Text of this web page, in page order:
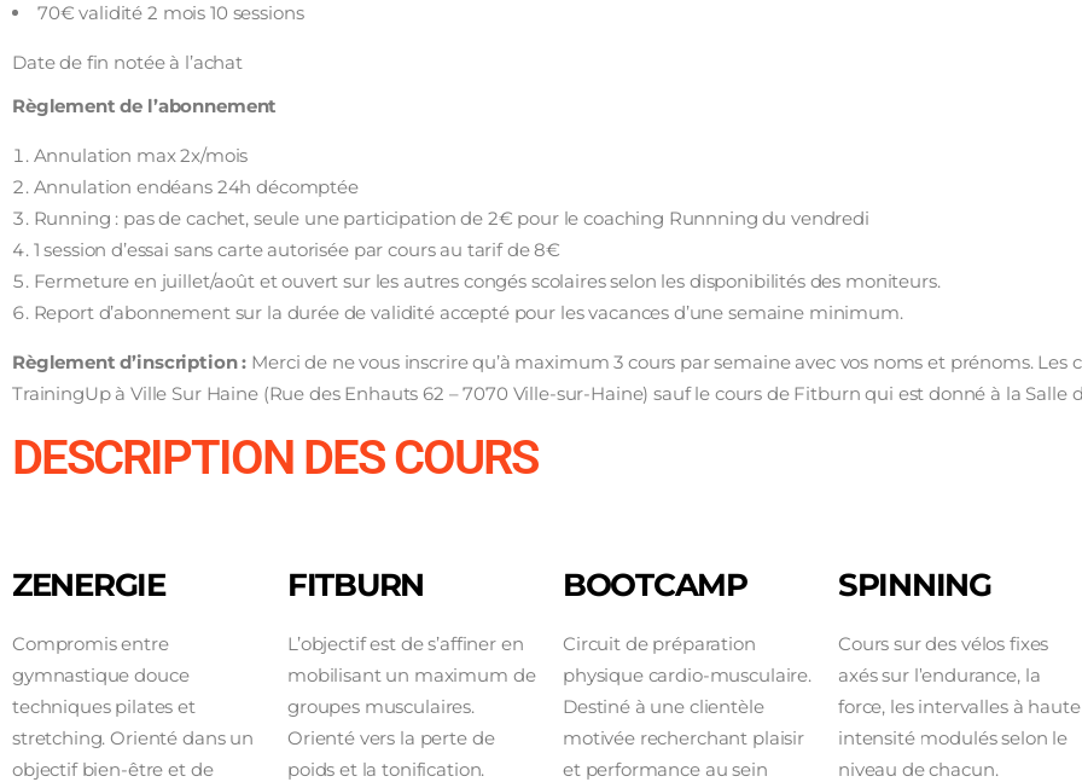
70€ validité 2 mois 10 sessions
Date de fin notée à l’achat
Règlement de l’abonnement
Annulation max 2x/mois
Annulation endéans 24h décomptée
Running : pas de cachet, seule une participation de 2€ pour le coaching Runnning du vendredi
1 session d’essai sans carte autorisée par cours au tarif de 8€
Fermeture en juillet/août et ouvert sur les autres congés scolaires selon les disponibilités des moniteurs.
Report d’abonnement sur la durée de validité accepté pour les vacances d’une semaine minimum.
Règlement d’inscription : Merci de ne vous inscrire qu’à maximum 3 cours par semaine avec vos noms et prénoms. Les
TrainingUp à Ville Sur Haine (Rue des Enhauts 62 – 7070 Ville-sur-Haine) sauf le cours de Fitburn qui est donné à la Salle
DESCRIPTION DES COURS
ZENERGIE
Compromis entre
gymnastique douce
techniques pilates et
stretching. Orienté dans un
objectif bien-être et de
FITBURN
L’objectif est de s’affiner en
mobilisant un maximum de
groupes musculaires.
Orienté vers la perte de
poids et la tonification.
BOOTCAMP
Circuit de préparation
physique cardio-musculaire.
Destiné à une clientèle
motivée recherchant plaisir
et performance au sein
SPINNING
Cours sur des vélos fixes
axés sur l’endurance, la
force, les intervalles à haute
intensité modulés selon le
niveau de chacun.